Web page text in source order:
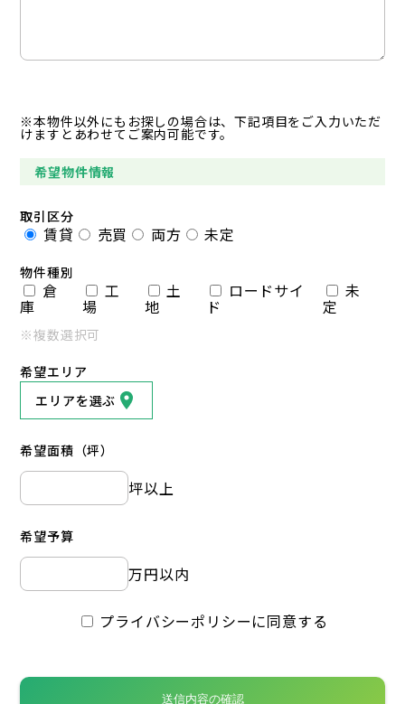
※本物件以外にもお探しの場合は、下記項目をご入力いただ
けますとあわせてご案内可能です。
希望物件情報
取引区分
賃貸 売買 両方 未定
物件種別
倉
庫
工
場
土
地
ロードサイ
ド
未
定
※複数選択可
希望エリア
エリアを選ぶ
希望面積（坪）
坪以上
希望予算
万円以内
プライバシーポリシーに同意する